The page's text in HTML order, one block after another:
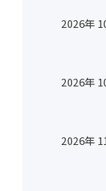
2026年
2026年
2026年